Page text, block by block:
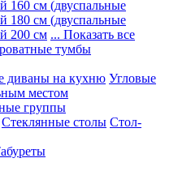
160 см (двуспальные
180 см (двуспальные
200 см ... Показать все
тумбы
диваны на кухню Угловые
местом
группы
Стеклянные столы Стол-